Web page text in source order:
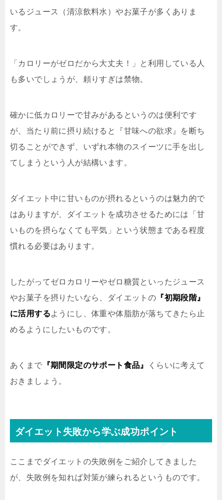
いるジュース（清涼飲料水）やお菓子が多くありま
す。
「カロリーがゼロだから大丈夫！」と利用している人
も多いでしょうが、頼りすぎは禁物。
確かに低カロリーで甘みがあるというのは便利です
が、当たり前に摂り続けると『甘味への欲求』を断ち
切ることができず、いずれ本物のスイーツに手を出し
てしまうという人が結構います。
ダイエット中に甘いものが摂れるというのは魅力的で
はありますが、ダイエットを成功させるためには「甘
いものを摂らなくても平気」という状態まである程度
慣れる必要はあります。
したがってゼロカロリーやゼロ糖質といったジュース
やお菓子を摂りたいなら、ダイエットの 『初期段階』
に活用するようにし、体重や体脂肪が落ちてきたら止
めるようにしたいものです。
あくまで 『期間限定のサポート食品』
くらいに考えて
おきましょう。
ダイエット失敗から学ぶ成功ポイント
ここまでダイエットの失敗例をご紹介してきました
が、失敗例を知れば対策が練られるというものです。